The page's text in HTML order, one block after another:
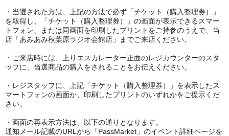
・当選された方は、上記の方法で必ず「チケット（購入整理券）」
を取得し、「チケット（購入整理券）」の画面が表示できるスマー
トフォン、または同画面を印刷したプリントをご持参のうえで、当
店「あみあみ秋葉原ラジオ会館店」までご来店ください。
・ご来店時には、上りエスカレーター正面のレジカウンターのスタ
ッフに、当選商品の購入をされることをお伝えください。
・レジスタッフに、上記「チケット（購入整理券）」を表示したス
マートフォンの画面か、印刷したプリントのいずれかをご提示くだ
さい。
・画面の再表示方法は、以下の通りとなります。
通知メール記載のURLから「PassMarket」のイベント詳細ページを